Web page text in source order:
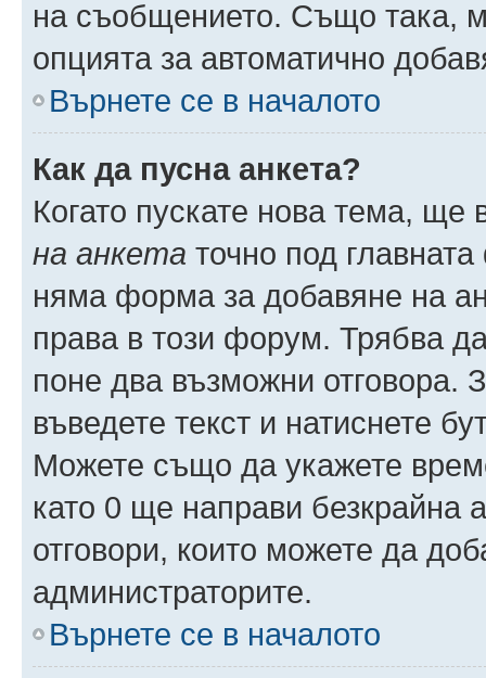
на съобщението. Също така,
опцията за автоматично
Върнете се в началото
Как да пусна анкета?
Когато пускате нова тема,
на анкета точно под
няма форма за добавяне на
права в този форум. Трябва
поне два възможни отговора.
въведете текст и натиснете
Можете също да укажете
като 0 ще направи безкрайна
отговори, които можете да
администраторите.
Върнете се в началото